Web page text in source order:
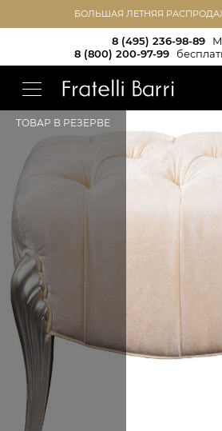
БОЛЬШАЯ ЛЕТНЯЯ
8 (495) 236-98-89
8 (800) 200-97-99
ТОВАР В РЕЗЕРВЕ